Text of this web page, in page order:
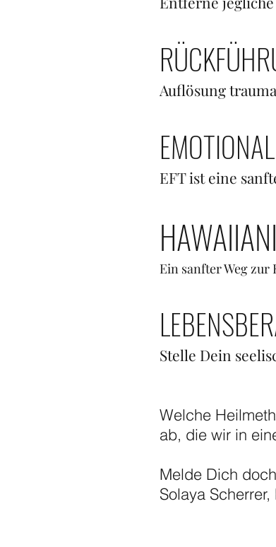
Auflösung
EFT ist eine
Ein sanfter Weg
Stelle Dein
Welche
ab, die wir in
Melde Dich
Solaya